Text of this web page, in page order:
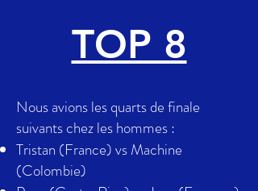
TOP 8
Nous avions les quarts de finale
suivants chez les hommes :
​Tristan (France) vs Machine
(Colombie)